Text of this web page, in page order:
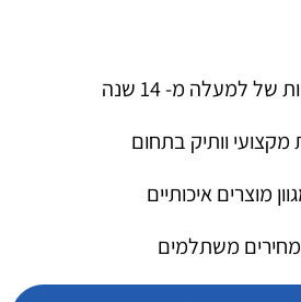
של למעלה מ- 14 שנה
מקצועי וותיק בתחום
מוצרים איכותיים
מחירים משתלמים